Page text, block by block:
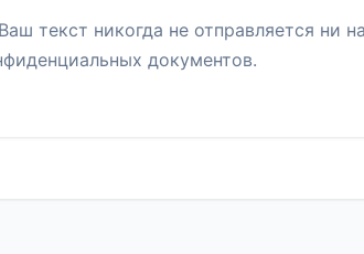
текст никогда не отправляется ни
документов.